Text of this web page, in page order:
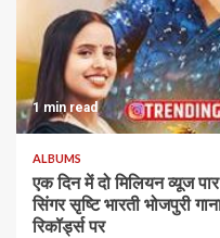
1 min read
ALBUMS
एक दिन में दो मिलियन व्यूज
सिंगर सृष्टि भारती भोजपुरी
रिकॉर्ड्स पर